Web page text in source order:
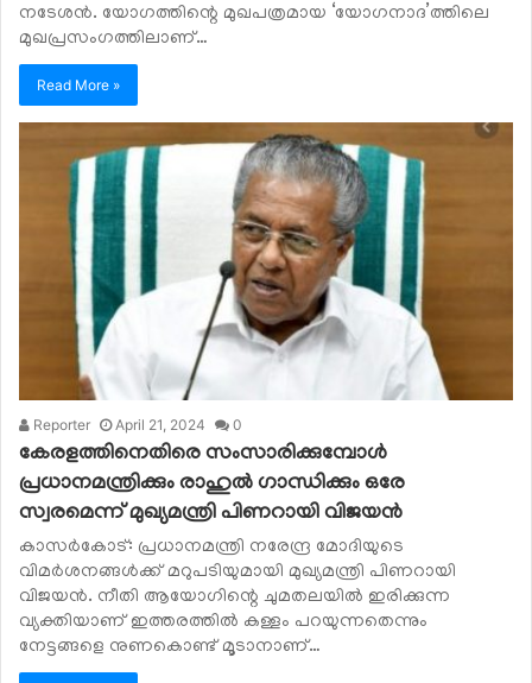
നടേശന്‍. യോഗത്തിന്റെ മുഖപത്രമായ ‘യോഗനാദ’ത്തിലെ
മുഖപ്രസംഗത്തിലാണ്…
Read More »
Reporter April 21, 2024 0
കേരളത്തിനെതിരെ സംസാരിക്കുമ്പോള്‍
പ്രധാനമന്ത്രിക്കും രാഹുല്‍ ഗാന്ധിക്കും ഒരേ
സ്വരമെന്ന് മുഖ്യമന്ത്രി പിണറായി വിജയന്‍
കാസര്‍കോട്: പ്രധാനമന്ത്രി നരേന്ദ്ര മോദിയുടെ
വിമര്‍ശനങ്ങള്‍ക്ക് മറുപടിയുമായി മുഖ്യമന്ത്രി പിണറായി
വിജയന്‍. നീതി ആയോഗിന്റെ ചുമതലയില്‍ ഇരിക്കുന്ന
വ്യക്തിയാണ് ഇത്തരത്തില്‍ കള്ളം പറയുന്നതെന്നും
നേട്ടങ്ങളെ നുണകൊണ്ട് മൂടാനാണ്…